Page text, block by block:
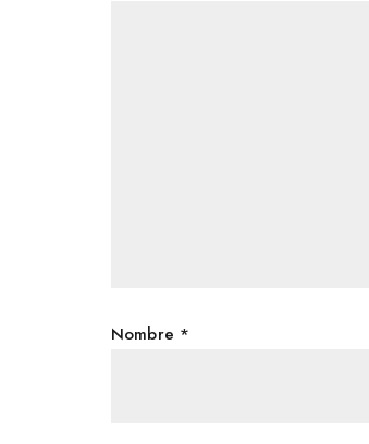
Nombre *